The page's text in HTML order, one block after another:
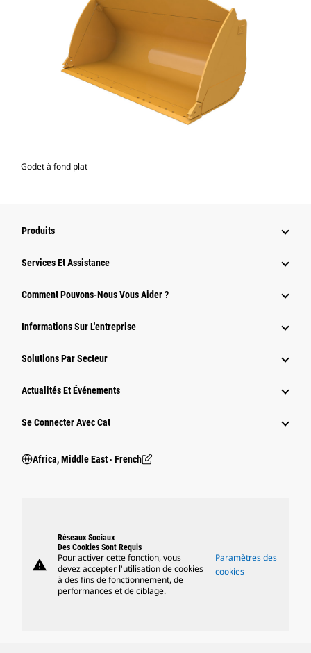
Godet à fond plat
Produits
Services Et Assistance
Comment Pouvons-Nous Vous Aider ?
Informations Sur L'entreprise
Solutions Par Secteur
Actualités Et Événements
Se Connecter Avec Cat
Africa, Middle East ‧ French
warning
Réseaux Sociaux
Des Cookies Sont Requis
Pour activer cette fonction, vous
devez accepter l'utilisation de cookies
à des fins de fonctionnement, de
performances et de ciblage.
Paramètres des
cookies